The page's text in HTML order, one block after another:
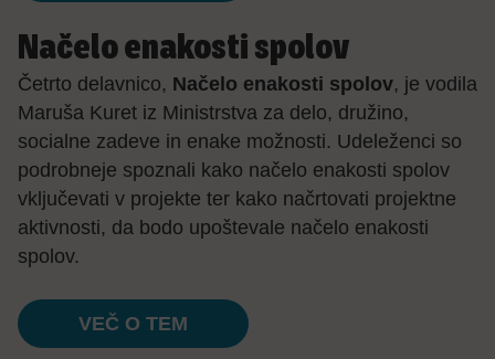
Načelo enakosti spolov
Četrto delavnico, Načelo enakosti spolov, je vodila
Maruša Kuret iz Ministrstva za delo, družino,
socialne zadeve in enake možnosti. Udeleženci so
podrobneje spoznali kako načelo enakosti spolov
vključevati v projekte ter kako načrtovati projektne
aktivnosti, da bodo upoštevale načelo enakosti
spolov.
VEČ O TEM